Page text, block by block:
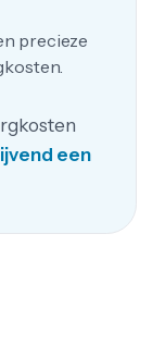
precieze
een